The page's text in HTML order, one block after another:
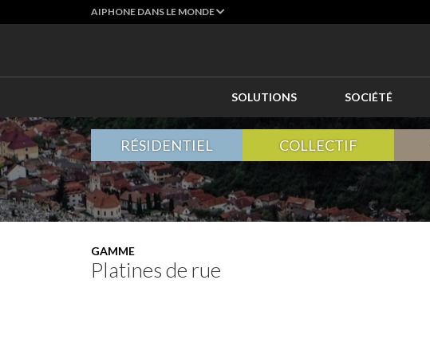
AIPHONE DANS LE MONDE
SOLUTIONS SOCIÉTÉ
RÉSIDENTIEL COLLECTIF
GAMME
Platines de rue